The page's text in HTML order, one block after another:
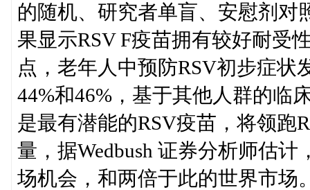
的随机、研究者单盲、安慰剂
果显示RSV F疫苗拥有较好耐受
点，老年人中预防RSV初步症状
44%和46%，基于其他人群的临
是最有潜能的RSV疫苗，将领跑
量，据Wedbush 证券分析师估
场机会，和两倍于此的世界市场